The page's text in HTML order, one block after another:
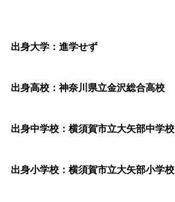
出身大学：進学せず
出身高校：神奈川県立金沢総合高校
出身中学校：横須賀市立大矢部中学校
出身小学校：横須賀市立大矢部小学校